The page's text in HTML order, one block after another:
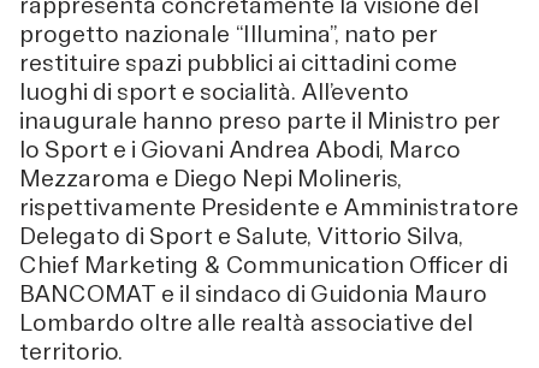
progetto nazionale “Illumina”, nato per
restituire spazi pubblici ai cittadini come
luoghi di sport e socialità. All’evento
inaugurale hanno preso parte il Ministro per
lo Sport e i Giovani Andrea Abodi, Marco
Mezzaroma e Diego Nepi Molineris,
rispettivamente Presidente e Amministratore
Delegato di Sport e Salute, Vittorio Silva,
Chief Marketing & Communication Officer di
BANCOMAT e il sindaco di Guidonia Mauro
Lombardo oltre alle realtà associative del
territorio.